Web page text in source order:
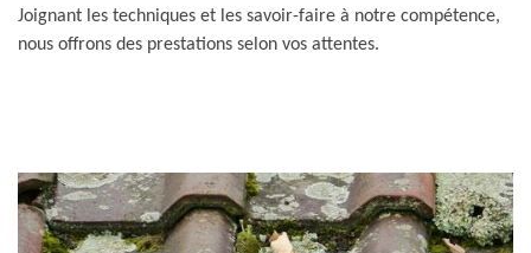
Joignant les techniques et les savoir-faire à notre compétence,
nous offrons des prestations selon vos attentes.